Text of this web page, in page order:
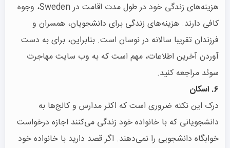
هزینه‌های زندگی خود در طول مدت اقامت در Sweden، وجوه
کافی دارند. هزینه‌های زندگی برای دانشجویان، همسران و
فرزندان تقریبا سالانه در نوسان است. بنابراین، برای به دست
آوردن آخرین اطلاعات، مهم است که به وب سایت مهاجرت
سوئد مراجعه کنید.
۶. اسکان
درک این نکته ضروری است که اکثر مدارس و کالج‌ها به
دانشجویانی که با خانواده خود زندگی می‌کنند اجازه درخواست
خوابگاه دانشجویی را نمی‌دهند. اگر قصد دارید با خانواده خود